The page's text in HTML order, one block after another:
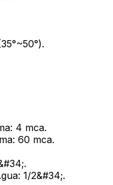
4 mca.
60 mca.
1/2&#34;.